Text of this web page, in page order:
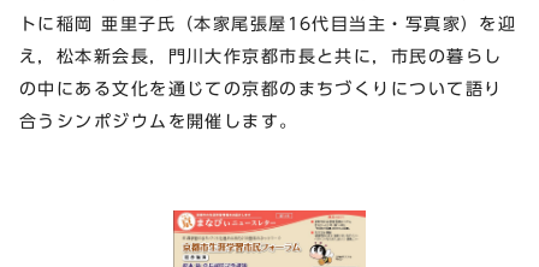
トに稲岡 亜里子氏（本家尾張屋16代目当主・写真家）を迎
え，松本新会長，門川大作京都市長と共に，市民の暮らし
の中にある文化を通じての京都のまちづくりについて語り
合うシンポジウムを開催します。